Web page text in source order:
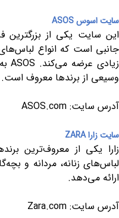
سایت اسوسASOS
این سایت یکی از بزرگترین
جانبی است که انواع لباس‌های
زیادی عرضه می‌کند. ASOS
وسیعی از برندها معروف است.
آدرس سایت: ASOS.com
سایت زاراZARA
زارا یکی از معروف‌ترین
لباس‌های زنانه، مردانه و
ارائه می‌دهد.
آدرس سایت: Zara.com